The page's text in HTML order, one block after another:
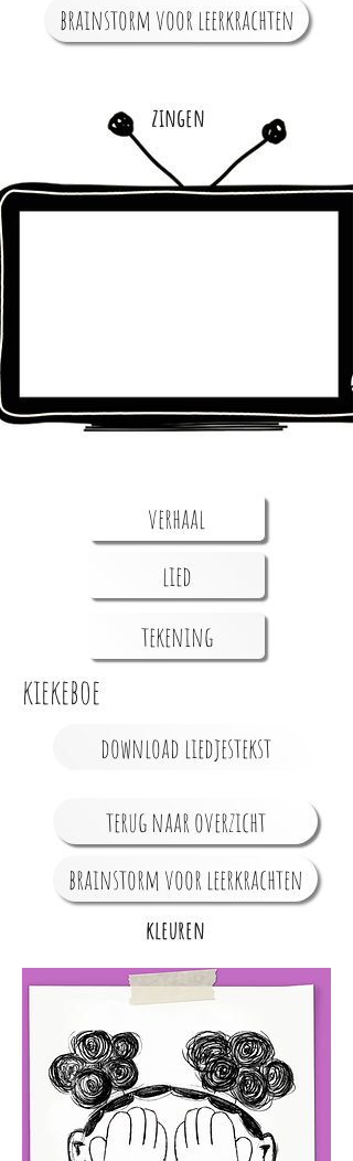
brainstorm voor leerkrachten
zingen
verhaal
lied
tekening
kiekeboe
download liedjestekst
terug naar overzicht
brainstorm voor leerkrachten
kleuren